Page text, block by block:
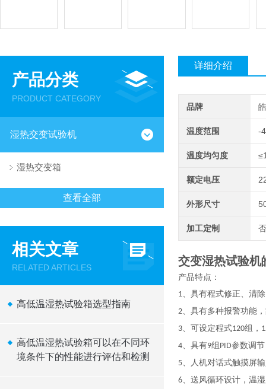
产品分类
PRODUCT CATEGORY
湿热交变试验机
湿热交变箱
查看全部
相关文章
RELATED ARTICLES
高低温湿热试验箱选型指南
高低温湿热试验箱可以在不同环
境条件下的性能进行评估和检测
详细介绍
品牌
温度范围 -
温度均匀度
额定电压
外形尺寸
加工定制
交变湿热试验机
产品特点：
1、具有程式修正、清
2、具有多种报警功能
3、可设定程式120组，
4、具有9组 PID参数调
5、人机对话式触摸屏
6、 送风循环设计，温